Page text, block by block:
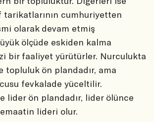
tarikatlarının cumhuriyetten
olarak devam etmiş
ölçüde eskiden kalma
bir faaliyet yürütürler. Nurculukta
topluluk ön plandadır, ama
fevkalade yüceltilir.
lider ön plandadır, lider ölünce
lideri olur.